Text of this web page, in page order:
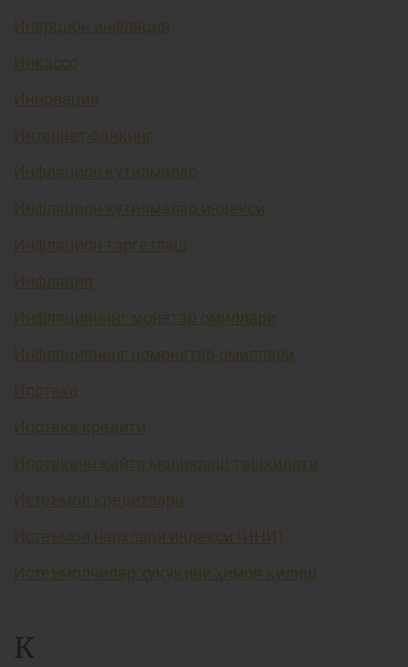
Инерцион инфляция
Инкассо
Инновация
Интернет-банкинг
Инфляцион кутилмалар
Инфляцион кутилмалар индекси
Инфляцион таргетлаш
Инфляция
Инфляциянинг монетар омиллари
Инфляциянинг номонетар омиллари
Ипотека
Ипотека кредити
Ипотекани қайта молиялаш ташкилоти
Истеъмол кредитлари
Истеъмол нархлари индекси (ИНИ)
Истеъмолчилар ҳуқуқини ҳимоя қилиш
К